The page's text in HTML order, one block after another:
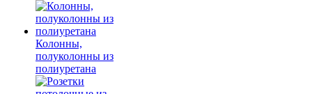
Колонны,
полуколонны из
полиуретана